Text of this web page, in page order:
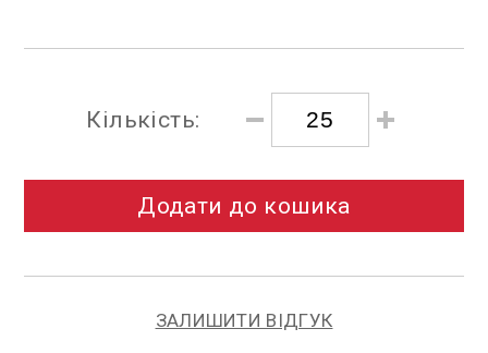
Кількість:
Додати до кошика
ЗАЛИШИТИ ВІДГУК